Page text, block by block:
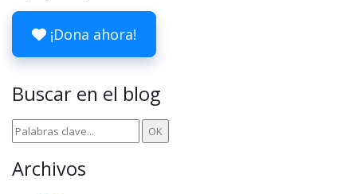
¡Dona ahora!
Buscar en el blog
Archivos